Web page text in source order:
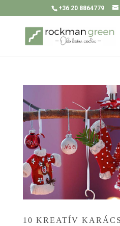
+36 20 8864779
10 KREATÍV